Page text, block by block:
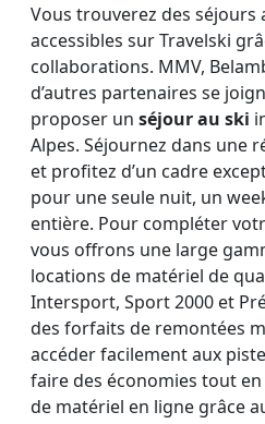
Vous trouverez des séjours
accessibles sur Travelski
collaborations. MMV,
d’autres partenaires se
proposer un séjour au ski
Alpes. Séjournez dans une
et profitez d’un cadre
pour une seule nuit, un
entière. Pour compléter
vous offrons une large
locations de matériel de
Intersport, Sport 2000 et
des forfaits de remontées
accéder facilement aux
faire des économies tout
de matériel en ligne grâce